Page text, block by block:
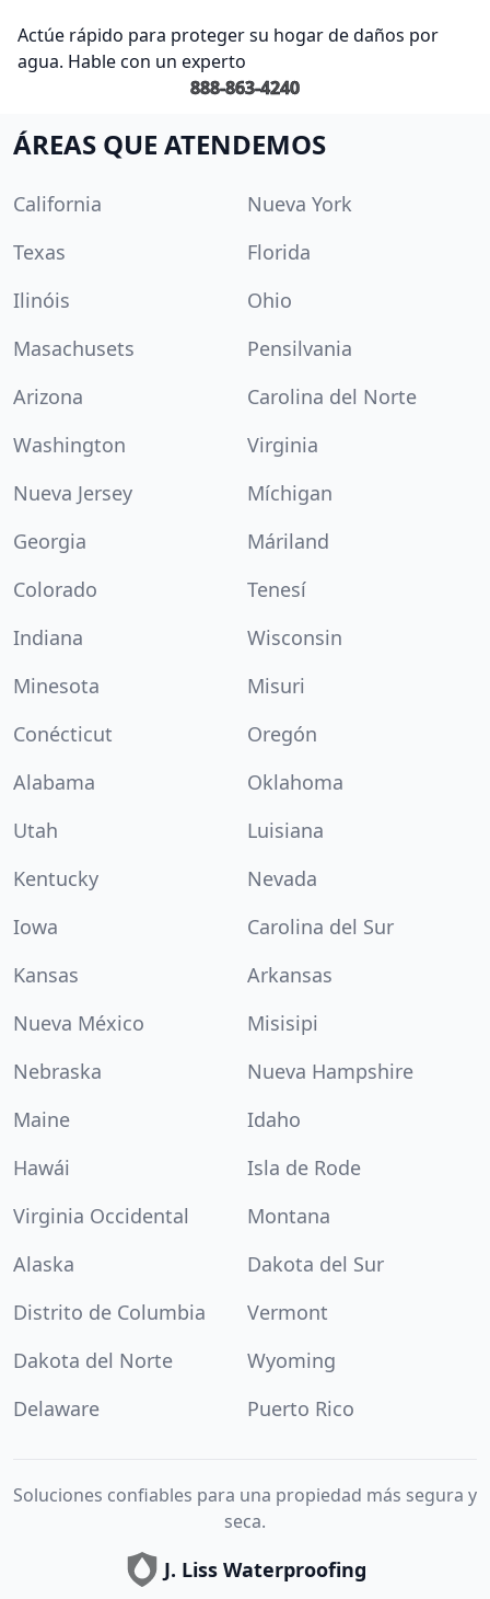
Actúe rápido para proteger su hogar de daños por
agua. Hable con un experto
888-863-4240
ÁREAS QUE ATENDEMOS
California
Nueva York
Texas
Florida
Ilinóis
Ohio
Masachusets
Pensilvania
Arizona
Carolina del Norte
Washington
Virginia
Nueva Jersey
Míchigan
Georgia
Máriland
Colorado
Tenesí
Indiana
Wisconsin
Minesota
Misuri
Conécticut
Oregón
Alabama
Oklahoma
Utah
Luisiana
Kentucky
Nevada
Iowa
Carolina del Sur
Kansas
Arkansas
Nueva México
Misisipi
Nebraska
Nueva Hampshire
Maine
Idaho
Hawái
Isla de Rode
Virginia Occidental
Montana
Alaska
Dakota del Sur
Distrito de Columbia
Vermont
Dakota del Norte
Wyoming
Delaware
Puerto Rico
Soluciones confiables para una propiedad más segura y
seca.
J. Liss Waterproofing